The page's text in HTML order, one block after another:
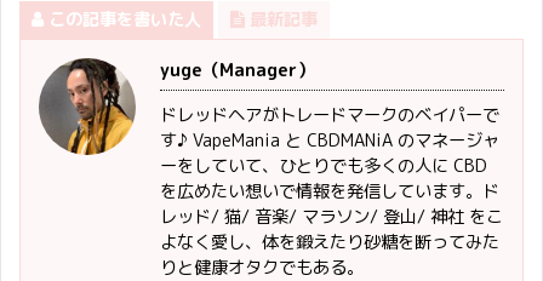
この記事を書いた人 最新記事
yuge（Manager）
ドレッドヘアがトレードマークのベイパーで
す♪ VapeMania と CBDMANiA のマネージャ
ーをしていて、ひとりでも多くの人に CBD
を広めたい想いで情報を発信しています。ド
レッド/ 猫/ 音楽/ マラソン/ 登山/ 神社 をこ
よなく愛し、体を鍛えたり砂糖を断ってみた
りと健康オタクでもある。